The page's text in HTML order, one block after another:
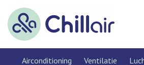
Airconditioning Ventilatie